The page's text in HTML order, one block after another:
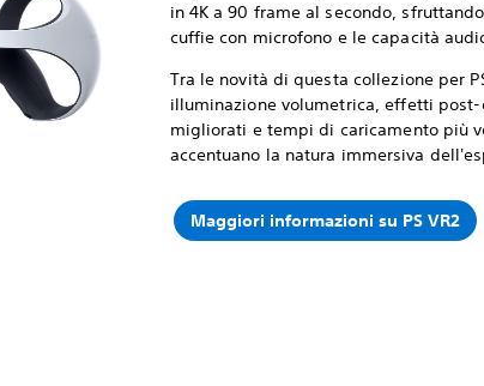
in 4K a 90 frame al secondo,
cuffie con microfono e le capacità
Tra le novità di questa collezione per
illuminazione volumetrica, effetti
migliorati e tempi di caricamento più
accentuano la natura immersiva
Maggiori informazioni su PS VR2